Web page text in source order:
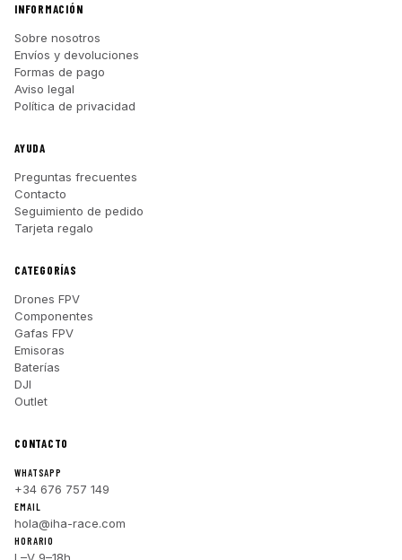
INFORMACIÓN
Sobre nosotros
Envíos y devoluciones
Formas de pago
Aviso legal
Política de privacidad
AYUDA
Preguntas frecuentes
Contacto
Seguimiento de pedido
Tarjeta regalo
CATEGORÍAS
Drones FPV
Componentes
Gafas FPV
Emisoras
Baterías
DJI
Outlet
CONTACTO
WHATSAPP
+34 676 757 149
EMAIL
hola@iha-race.com
HORARIO